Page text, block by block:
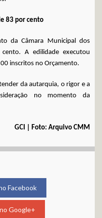
83 por cento
da Câmara Municipal dos
A edilidade executou
inscritos no Orçamento.
da autarquia, o rigor e a
no momento da
GCI | Foto: Arquivo CMM
Facebook
Google+